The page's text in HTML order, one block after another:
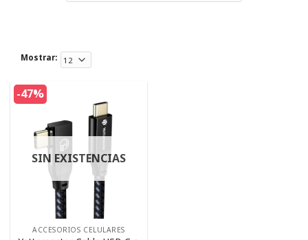
Mostrar:
-47%
SIN EXISTENCIAS
ACCESORIOS CELULARES